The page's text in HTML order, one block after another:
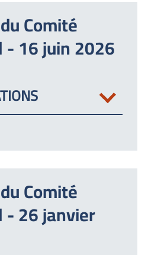
Comité
- 16 juin 2026
Comité
- 26 janvier